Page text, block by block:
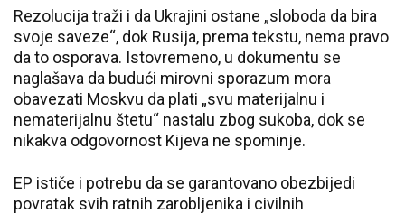
Rezolucija traži i da Ukrajini ostane „sloboda da bira
svoje saveze“, dok Rusija, prema tekstu, nema pravo
da to osporava. Istovremeno, u dokumentu se
naglašava da budući mirovni sporazum mora
obavezati Moskvu da plati „svu materijalnu i
nematerijalnu štetu“ nastalu zbog sukoba, dok se
nikakva odgovornost Kijeva ne spominje.
EP ističe i potrebu da se garantovano obezbijedi
povratak svih ratnih zarobljenika i civilnih